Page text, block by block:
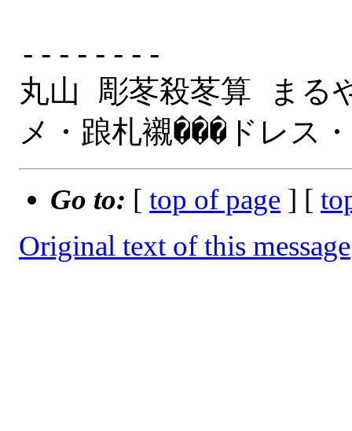
--------
丸山 彫苳殺苳算 まる
Go to: [ top of page ] [
Original text of this message